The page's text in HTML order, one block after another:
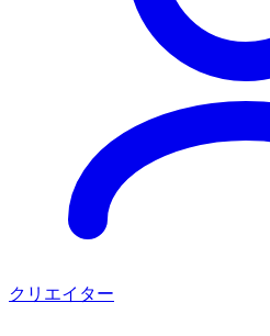
クリエイター